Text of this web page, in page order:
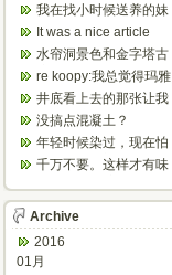
来了，一晃是你十年前
的帖子，时...
我在找小时候送养的妹
妹，有人QQ找我说找到
了匹配的...
It was a nice article
and...
水帘洞景色和金字塔古
迹都不错。
re koopy:我总觉得玛雅
人见过外星人。不然哪...
井底看上去的那张让我
想起了蝙蝠侠。。下棋
那张会不会...
没搞点混凝土？
年轻时候染过，现在怕
伤头发不敢染了。不过
千万不要。这样才有味
气场。
Archive
2016
01月